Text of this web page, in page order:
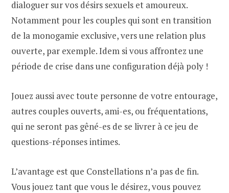
dialoguer sur vos désirs sexuels et amoureux.
Notamment pour les couples qui sont en transition
de la monogamie exclusive, vers une relation plus
ouverte, par exemple. Idem si vous affrontez une
période de crise dans une configuration déjà poly !
Jouez aussi avec toute personne de votre entourage,
autres couples ouverts, ami-es, ou fréquentations,
qui ne seront pas gêné-es de se livrer à ce jeu de
questions-réponses intimes.
L’avantage est que Constellations n’a pas de fin.
Vous jouez tant que vous le désirez, vous pouvez